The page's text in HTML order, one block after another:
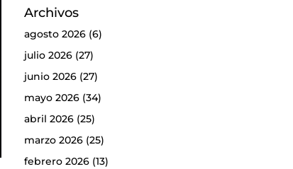
Archivos
agosto 2026(6)
julio 2026(27)
junio 2026(27)
mayo 2026(34)
abril 2026(25)
marzo 2026(25)
febrero 2026(13)